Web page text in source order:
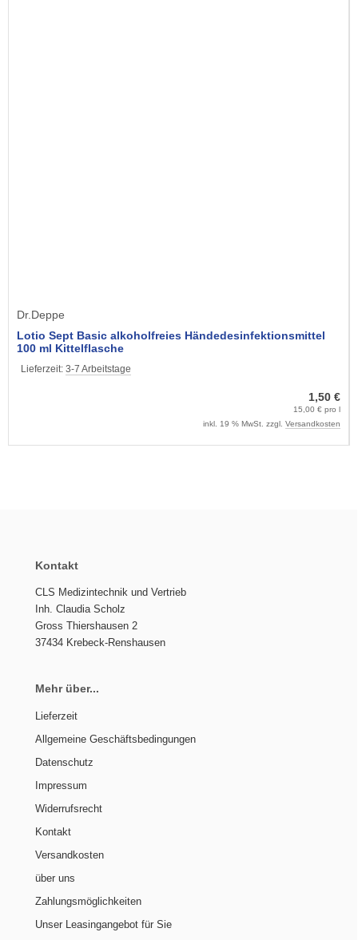
Dr.Deppe
Lotio Sept Basic alkoholfreies Händedesinfektionsmittel
100 ml Kittelflasche
Lieferzeit: 3-7 Arbeitstage
1,50 €
15,00 € pro l
inkl. 19 % MwSt. zzgl. Versandkosten
Kontakt
CLS Medizintechnik und Vertrieb
Inh. Claudia Scholz
Gross Thiershausen 2
37434 Krebeck-Renshausen
Mehr über...
Lieferzeit
Allgemeine Geschäftsbedingungen
Datenschutz
Impressum
Widerrufsrecht
Kontakt
Versandkosten
über uns
Zahlungsmöglichkeiten
Unser Leasingangebot für Sie